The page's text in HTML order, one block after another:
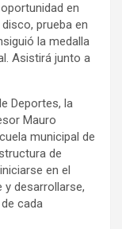
en
prueba en
la medalla
Asistirá junto a
Deportes, la
Mauro
municipal de
de
en el
desarrollarse,
cada